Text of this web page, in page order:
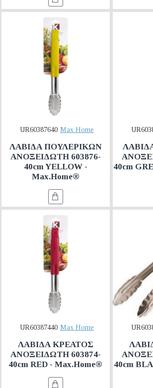
UR60387640 Max Home
ΛΑΒΙΔΑ ΠΟΥΛΕΡΙΚΩΝ
ΑΝΟΞΕΙΔΩΤΗ 603876-
40cm YELLOW -
Max.Home®
40cm
UR60387440 Max Home
ΛΑΒΙΔΑ ΚΡΕΑΤΟΣ
ΑΝΟΞΕΙΔΩΤΗ 603874-
40cm RED - Max.Home®
40cm